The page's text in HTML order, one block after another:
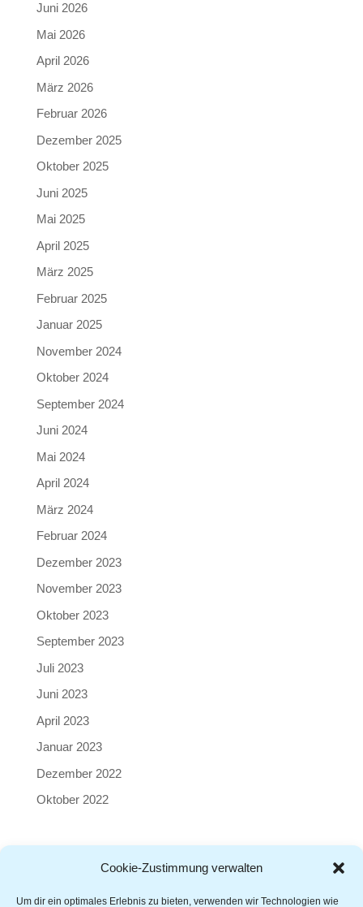
Cookie-Zustimmung verwalten
Um dir ein optimales Erlebnis zu bieten, verwenden wir Technologien wie
Juni 2026
Mai 2026
April 2026
März 2026
Februar 2026
Dezember 2025
Oktober 2025
Juni 2025
Mai 2025
April 2025
März 2025
Februar 2025
Januar 2025
November 2024
Oktober 2024
September 2024
Juni 2024
Mai 2024
April 2024
März 2024
Februar 2024
Dezember 2023
November 2023
Oktober 2023
September 2023
Juli 2023
Juni 2023
April 2023
Januar 2023
Dezember 2022
Oktober 2022
AGB|Impressum|Datenschutz
Richtlinie